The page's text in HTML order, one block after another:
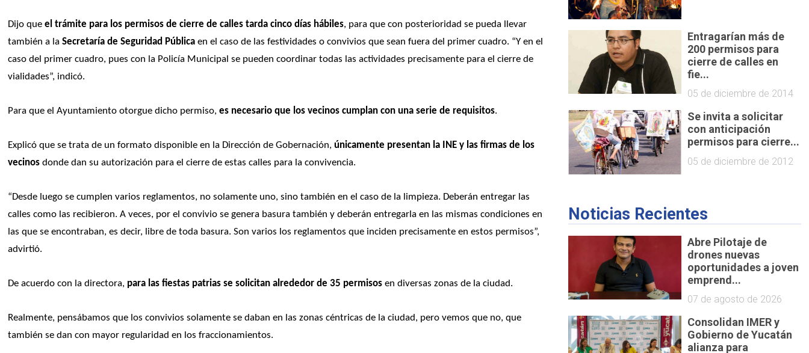
Dijo que el trámite para los permisos de cierre de calles tarda cinco días hábiles, para que con posterioridad se pueda llevar
también a la Secretaría de Seguridad Pública en el caso de las festividades o convivios que sean fuera del primer cuadro. “Y en el
caso del primer cuadro, pues con la Policía Municipal se pueden coordinar todas las actividades precisamente para el cierre de
vialidades”, indicó.
Para que el Ayuntamiento otorgue dicho permiso, es necesario que los vecinos cumplan con una serie de requisitos.
Explicó que se trata de un formato disponible en la Dirección de Gobernación, únicamente presentan la INE y las firmas de los
vecinos donde dan su autorización para el cierre de estas calles para la convivencia.
“Desde luego se cumplen varios reglamentos, no solamente uno, sino también en el caso de la limpieza. Deberán entregar las
calles como las recibieron. A veces, por el convivio se genera basura también y deberán entregarla en las mismas condiciones en
las que se encontraban, es decir, libre de toda basura. Son varios los reglamentos que inciden precisamente en estos permisos”,
advirtió.
De acuerdo con la directora, para las fiestas patrias se solicitan alrededor de 35 permisos en diversas zonas de la ciudad.
Realmente, pensábamos que los convivios solamente se daban en las zonas céntricas de la ciudad, pero vemos que no, que
también se dan con mayor regularidad en los fraccionamientos.
Entragarían más de
200 permisos para
cierre de calles en
fie...
05 de diciembre de 2014
Se invita a solicitar
con anticipación
permisos para cierre...
05 de diciembre de 2012
Noticias Recientes
Abre Pilotaje de
drones nuevas
oportunidades a joven
emprend...
07 de agosto de 2026
Consolidan IMER y
Gobierno de Yucatán
alianza para